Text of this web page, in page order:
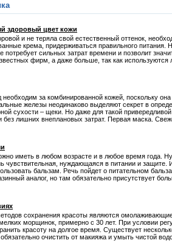
здоровый цвет кожи
и не теряла свой естественный оттенок,
крема, придерживаться правильного
потребует сильных затрат времени и позволит
фирм, а даже больше, так как используются
за комбинированной кожей, поскольку
железы неодинаково выделяют секрет в
сухости – щеки. Но даже для такой
лишних внеплановых затрат. Первая маска.
иметь в любом возрасте и в любое время года.
чувствительная, нуждающаяся в питании и
бальзам. Речь пойдет о питательном
аналог, но там обязательно присутствует
сохранения красоты являются
морщинок, примерно с 30 лет. При условии
красоту на долгое время. Существует
очистить от макияжа и умыть чистой